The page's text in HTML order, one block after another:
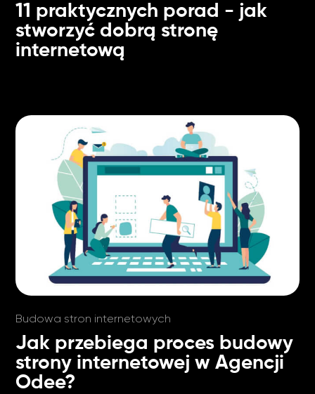
11 praktycznych porad - jak
stworzyć dobrą stronę
internetową
Budowa stron internetowych
Jak przebiega proces budowy
strony internetowej w Agencji
Odee?